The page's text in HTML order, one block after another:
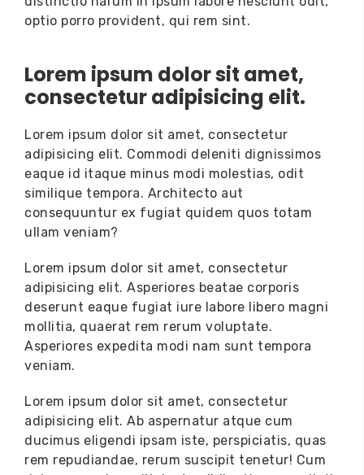
optio porro provident, qui rem sint.
Lorem ipsum dolor sit amet,
consectetur adipisicing elit.
Lorem ipsum dolor sit amet, consectetur
adipisicing elit. Commodi deleniti dignissimos
eaque id itaque minus modi molestias, odit
similique tempora. Architecto aut
consequuntur ex fugiat quidem quos totam
ullam veniam?
Lorem ipsum dolor sit amet, consectetur
adipisicing elit. Asperiores beatae corporis
deserunt eaque fugiat iure labore libero magni
mollitia, quaerat rem rerum voluptate.
Asperiores expedita modi nam sunt tempora
veniam.
Lorem ipsum dolor sit amet, consectetur
adipisicing elit. Ab aspernatur atque cum
ducimus eligendi ipsam iste, perspiciatis, quas
rem repudiandae, rerum suscipit tenetur! Cum